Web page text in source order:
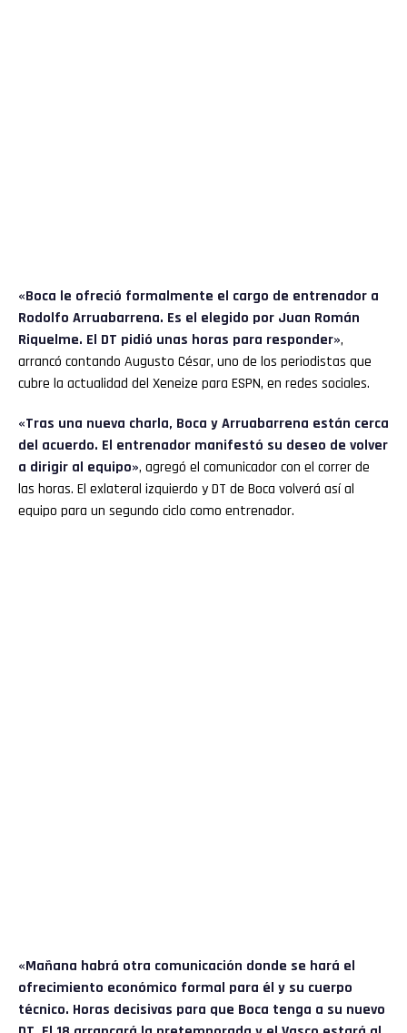
«Boca le ofreció formalmente el cargo de entrenador a
Rodolfo Arruabarrena. Es el elegido por Juan Román
Riquelme. El DT pidió unas horas para responder»,
arrancó contando Augusto César, uno de los periodistas que
cubre la actualidad del Xeneize para ESPN, en redes sociales.
«Tras una nueva charla, Boca y Arruabarrena están cerca
del acuerdo. El entrenador manifestó su deseo de volver
a dirigir al equipo», agregó el comunicador con el correr de
las horas. El exlateral izquierdo y DT de Boca volverá así al
equipo para un segundo ciclo como entrenador.
«Mañana habrá otra comunicación donde se hará el
ofrecimiento económico formal para él y su cuerpo
técnico. Horas decisivas para que Boca tenga a su nuevo